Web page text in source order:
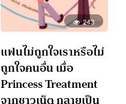
243
แฟนไม่ถูกใจเราหรือไม่
ถูกใจคนอื่น เมื่อ
Princess Treatment